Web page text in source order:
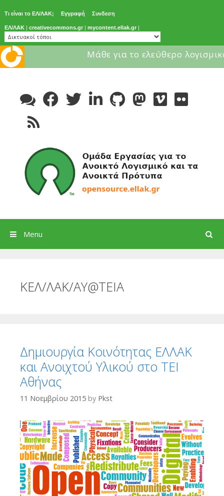
Τι είναι το ΕΛ/ΛΑΚ; Εγγραφή Συνδεση
ΕΛ/ΛΑΚ | creativecommons.gr | mycontent.ellak.gr |
Μάθε για το ελεύθερο
content
Search
Menu
ΚΕΛ/ΛΑΚ/ΑΥ@ΤΕΙΑ
Δημιουργία Κοινότητας ΕΛΛΑΚ
και Ανοιχτού Υλικού στο ΤΕΙ
Αθήνας
11 Νοεμβρίου 2015 by Pkst